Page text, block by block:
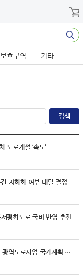
호구역 기타
도로개설 ‘속도’
지하화 여부 내달 결정
평화도로 국비 반영 추진
[건설/도로/교통 산업뉴스] 대전시, 3297억원 규모 광역도로사업 국가계획 반영